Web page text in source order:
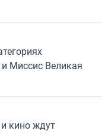
Миссис Великая
кино ждут